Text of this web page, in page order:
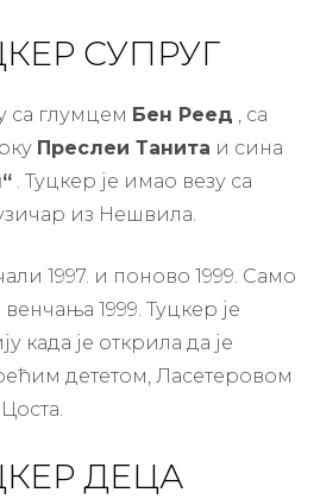
СУПРУГ
са глумцем Бен Реед , са
Преслеи Танита и сина
. Туцкер је имао везу са
из Нешвила.
1997. и поново 1999. Само
1999. Туцкер је
када је открила да је
дететом, Ласетеровом
ДЕЦА